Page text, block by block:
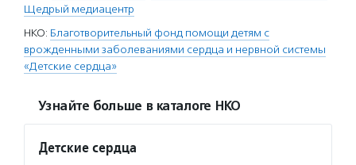
Щедрый медиацентр
НКО: Благотворительный фонд помощи детям с
врожденными заболеваниями сердца и нервной системы
«Детские сердца»
Узнайте больше в каталоге НКО
Детские сердца